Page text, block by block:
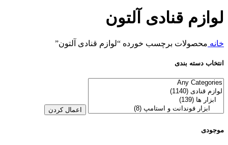
لوازم قنادی آلتون
خانه محصولات برچسب خورده “لوازم قنادی آلتون”
انتخاب دسته بندی
اعمال کردن
موجودی